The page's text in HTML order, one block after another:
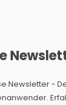
Newsletter -